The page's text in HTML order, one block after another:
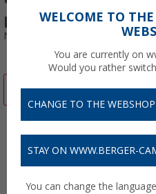
pieza de recambio
Nº de artículo 226158
-5%
WELCOME TO
You are currently on
Would you rather
CHANGE TO THE
STAY ON WWW.BERGER-
You can change the